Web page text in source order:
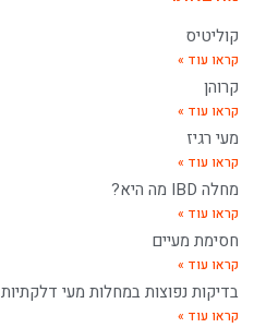
קוליטיס
קראו עוד »
קרוהן
קראו עוד »
מעי רגיז
קראו עוד »
מחלה IBD מה היא?
קראו עוד »
חסימת מעיים
קראו עוד »
בדיקות נפוצות במחלות מעי דלקתיות
קראו עוד »